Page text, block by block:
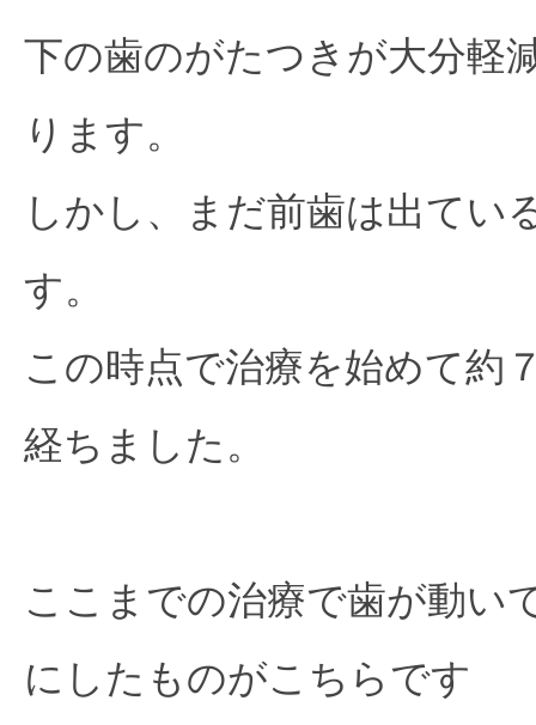
下の歯のがたつきが大分軽
ります。
しかし、まだ前歯は出てい
す。
この時点で治療を始めて約
経ちました。
ここまでの治療で歯が動い
にしたものがこちらです